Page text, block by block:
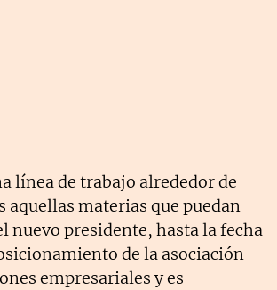
línea de trabajo alrededor de
aquellas materias que puedan
nuevo presidente, hasta la fecha
de la asociación
empresariales y es